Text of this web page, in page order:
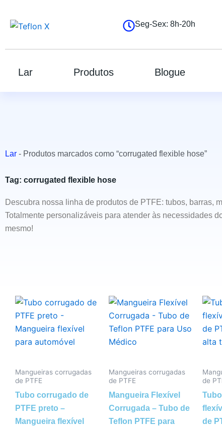
Seg-Sex: 8h-20h
Lar Produtos Blogue
Lar - Produtos marcados como “corrugated flexible hose”
Tag: corrugated flexible hose
Descubra nossa linha de produtos de PTFE: tubos, barras,
Totalmente personalizáveis para atender às necessidades
mesmo!
Mangueiras corrugadas
de PTFE
Tubo corrugado de
PTFE preto –
Mangueira flexível
Mangueiras corrugadas
de PTFE
Mangueira Flexível
Corrugada – Tubo de
Teflon PTFE para
de
de